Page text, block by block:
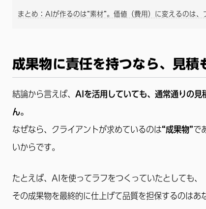
まとめ：AIが作るのは“素材”。価値（費用）に変えるのは、
成果物に責任を持つなら、見積
結論から言えば、 AIを活用していても、通常通りの見
ん。
なぜなら、クライアントが求めているのは“成果物”で
いからです。
たとえば、AIを使ってラフをつくっていたとしても、
その成果物を最終的に仕上げて品質を担保するのはあ